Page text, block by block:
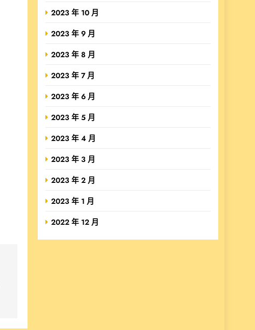
2023 年 10 月
2023 年 9 月
2023 年 8 月
2023 年 7 月
2023 年 6 月
2023 年 5 月
2023 年 4 月
2023 年 3 月
2023 年 2 月
2023 年 1 月
2022 年 12 月